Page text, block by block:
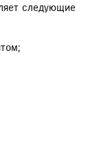
следующие